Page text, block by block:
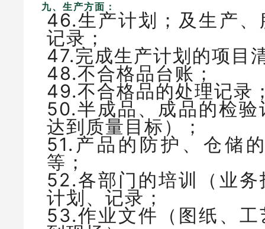
九、生产方面：
46.生产计划；及生产
记录；
47.完成生产计划的项
48.不合格品台账；
49.不合格品的处理记
50.半成品、成品的检
达到质量目标）；
51.产品的防护、仓储
等；
52.各部门的培训（业
计划、记录；
53.作业文件（图纸、